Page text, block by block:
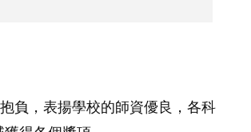
負，表揚學校的師資優良，各科